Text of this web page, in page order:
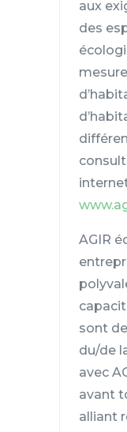
aux
des
AGIR
sont
du/de
avec
avant
alliant